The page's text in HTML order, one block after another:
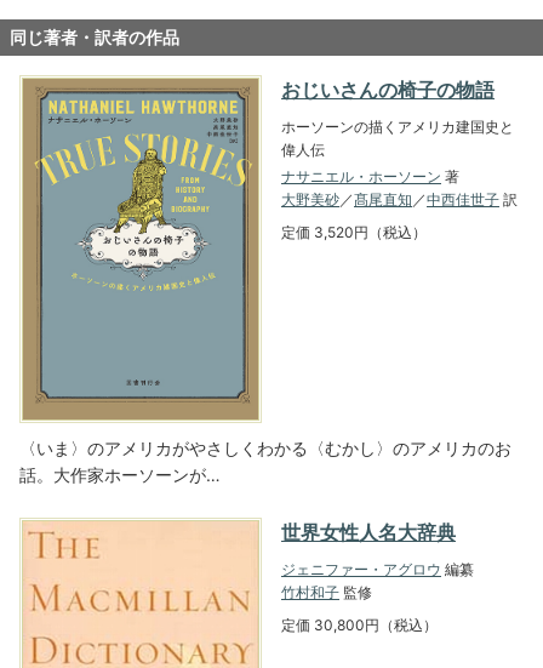
同じ著者・訳者の作品
おじいさんの椅子の物語
ホーソーンの描くアメリカ建国史と
偉人伝
ナサニエル・ホーソーン 著
大野美砂 ／髙尾直知 ／中西佳世子 訳
定価 3,520円（税込）
〈いま〉のアメリカがやさしくわかる〈むかし〉のアメリカのお
話。大作家ホーソーンが…
世界女性人名大辞典
ジェニファー・アグロウ 編纂
竹村和子 監修
定価 30,800円（税込）